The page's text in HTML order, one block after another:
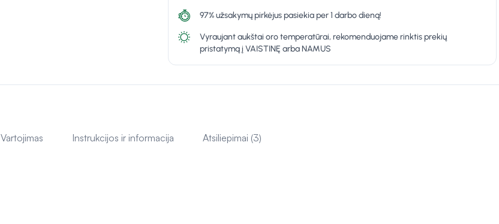
97% užsakymų pirkėjus pasiekia per 1 darbo dieną!
Vyraujant aukštai oro temperatūrai, rekomenduojame rinktis prekių
pristatymą į VAISTINĘ arba NAMUS
Vartojimas Instrukcijos ir informacija Atsiliepimai (3)